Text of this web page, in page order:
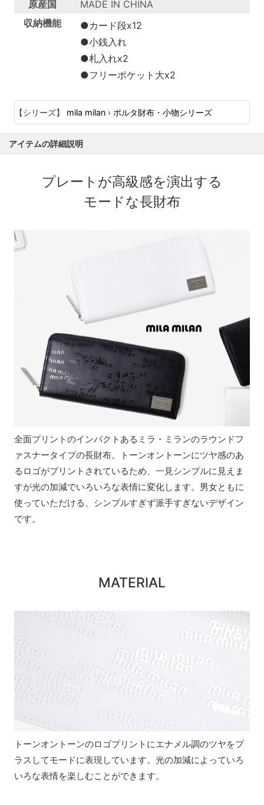
原産国
MADE IN CHINA
収納機能
●カード段x12
●小銭入れ
●札入れx2
●フリーポケット大x2
【シリーズ】 mila milan › ポルタ財布・小物シリーズ
アイテムの詳細説明
プレートが高級感を演出する
モードな長財布
全面プリントのインパクトあるミラ・ミランのラウンドフ
ァスナータイプの長財布。トーンオントーンにツヤ感のあ
るロゴがプリントされているため、一見シンプルに見えま
すが光の加減でいろいろな表情に変化します。男女ともに
使っていただける、シンプルすぎず派手すぎないデザイン
です。
MATERIAL
トーンオントーンのロゴプリントにエナメル調のツヤをプ
ラスしてモードに表現しています。光の加減によっていろ
いろな表情を楽しむことができます。